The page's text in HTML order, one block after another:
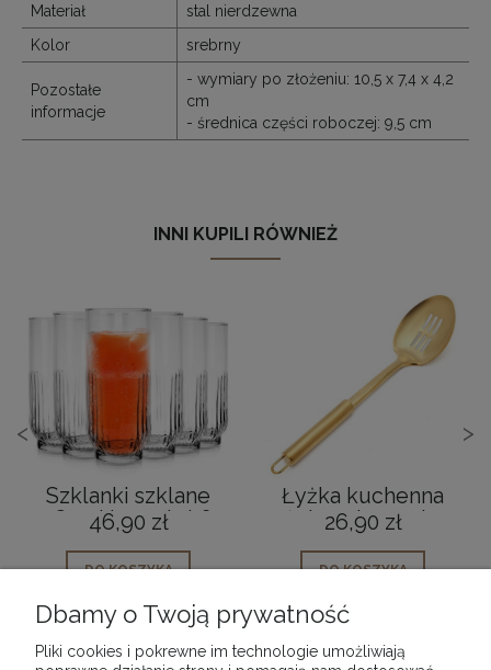
Materiał
stal nierdzewna
Kolor
srebrny
Pozostałe
informacje
- wymiary po złożeniu: 10,5 x 7,4 x 4,2
cm
- średnica części roboczej: 9,5 cm
INNI KUPILI RÓWNIEŻ
<
Szklanki szklane
380ml komplet 6
46,90 zł
DO KOSZYKA
Łyżka kuchenna
złota uniwersalna
26,90 zł
DO KOSZYKA
>
Dbamy o Twoją prywatność
Pliki cookies i pokrewne im technologie umożliwiają